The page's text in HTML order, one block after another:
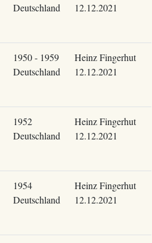
Deutschland
12.12.2021
1950 - 1959
Deutschland
Heinz Fingerhut
12.12.2021
1952
Deutschland
Heinz Fingerhut
12.12.2021
1954
Deutschland
Heinz Fingerhut
12.12.2021